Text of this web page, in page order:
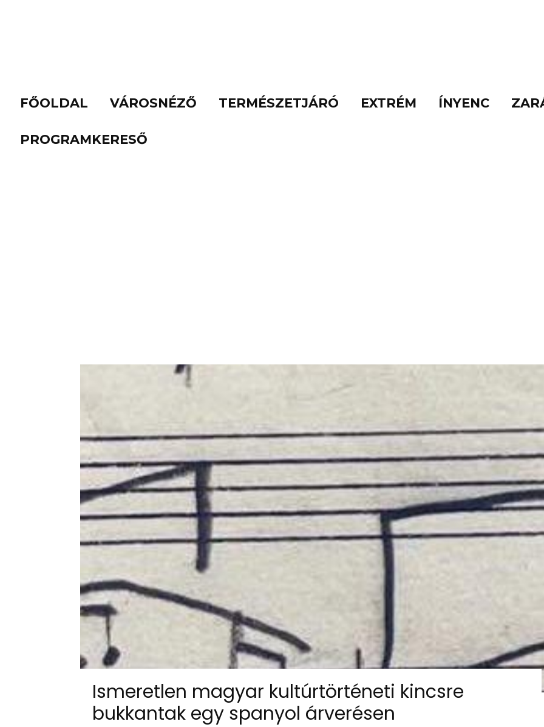
FŐOLDAL VÁROSNÉZŐ TERMÉSZETJÁRÓ EXTRÉM ÍNYENC
PROGRAMKERESŐ
Ismeretlen magyar kultúrtörténeti kincsre
bukkantak egy spanyol árverésen